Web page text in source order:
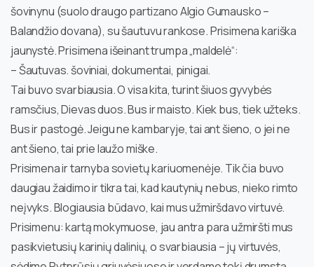
šovinynu (suolo draugo partizano Algio Gumausko –
Balandžio dovana), su šautuvu rankose. Prisimena kariška
jaunystė. Prisimena išeinant trumpa „maldelė“:
– Šautuvas. šoviniai, dokumentai, pinigai.
Tai buvo svarbiausia. O visa kita, turint šiuos gyvybės
ramsčius, Dievas duos. Bus ir maisto. Kiek bus, tiek užteks.
Bus ir pastogė. Jeigu ne kambaryje, tai ant šieno, o jei ne
ant šieno, tai prie laužo miške.
Prisimena ir tarnyba sovietų kariuomenėje. Tik čia buvo
daugiau žaidimo ir tikra tai, kad kautynių nebus, nieko rimto
neįvyks. Blogiausia būdavo, kai mus užmiršdavo virtuvė.
Prisimenu: kartą mokymuose, jau antra para užmiršti mus
pasikvietusių karinių dalinių, o svarbiausia – jų virtuvės,